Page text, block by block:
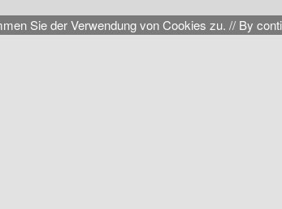
Sie der Verwendung von Cookies zu. // By